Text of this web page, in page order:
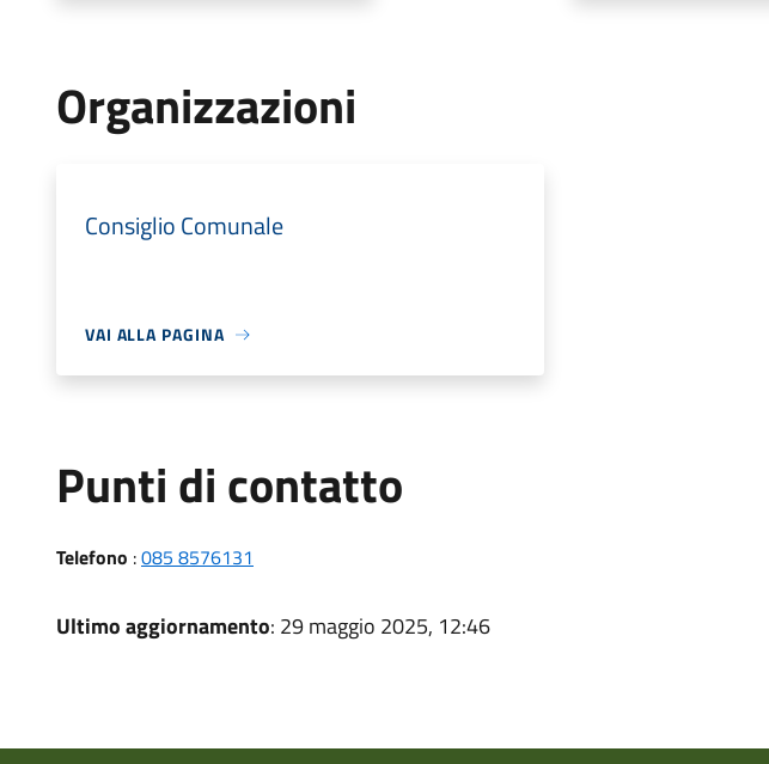
Organizzazioni
Consiglio Comunale
VAI ALLA PAGINA
Punti di contatto
Telefono :085 8576131
Ultimo aggiornamento: 29 maggio 2025, 12:46